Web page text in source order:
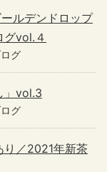
ールデンドロップ
グvol.４
グ
」vol.3
グ
り／2021年新茶